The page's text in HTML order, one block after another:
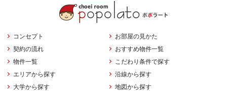
コンセプト
お部屋の見かた
契約の流れ
おすすめ物件一覧
物件一覧
こだわり条件で探す
エリアから探す
沿線から探す
大学から探す
地図から探す